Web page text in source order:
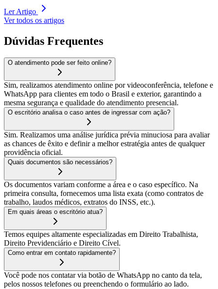
Ler Artigo
Ver todos os artigos
Dúvidas Frequentes
O atendimento pode ser feito online?
Sim, realizamos atendimento online por videoconferência, telefone e
WhatsApp para clientes em todo o Brasil e exterior, garantindo a
mesma segurança e qualidade do atendimento presencial.
O escritório analisa o caso antes de ingressar com ação?
Sim. Realizamos uma análise jurídica prévia minuciosa para avaliar
as chances de êxito e definir a melhor estratégia antes de qualquer
providência oficial.
Quais documentos são necessários?
Os documentos variam conforme a área e o caso específico. Na
primeira consulta, fornecemos uma lista exata (como contratos de
trabalho, laudos médicos, extratos do INSS, etc.).
Em quais áreas o escritório atua?
Temos equipes altamente especializadas em Direito Trabalhista,
Direito Previdenciário e Direito Cível.
Como entrar em contato rapidamente?
Você pode nos contatar via botão de WhatsApp no canto da tela,
pelos nossos telefones ou preenchendo o formulário ao lado.